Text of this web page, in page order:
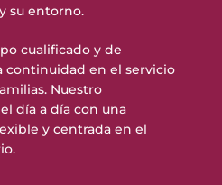
su entorno.
cualificado y de
continuidad en el servicio
Nuestro
día a día con una
y centrada en el